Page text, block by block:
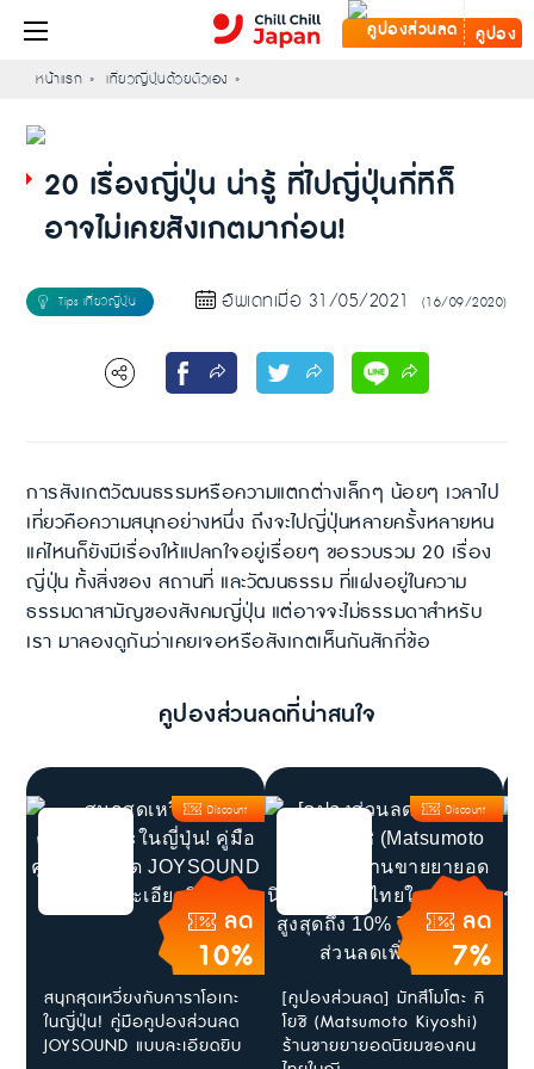
คูปอง
หน้าแรก เที่ยวญี่ปุ่นด้วยตัวเอง
20 เรื่องญี่ปุ่น น่ารู้ ที่ไปญี่ปุ่นกี่ทีก็
อาจไม่เคยสังเกตมาก่อน!
อัพเดทเมื่อ 31/05/2021 (16/09/2020)
การสังเกตวัฒนธรรมหรือความแตกต่างเล็กๆ น้อยๆ เวลาไป
เที่ยวคือความสนุกอย่างหนึ่ง ถึงจะไปญี่ปุ่นหลายครั้งหลายหน
แค่ไหนก็ยังมีเรื่องให้แปลกใจอยู่เรื่อยๆ ขอรวบรวม 20 เรื่อง
ญี่ปุ่น ทั้งสิ่งของ สถานที่ และวัฒนธรรม ที่แฝงอยู่ในความ
ธรรมดาสามัญของสังคมญี่ปุ่น แต่อาจจะไม่ธรรมดาสำหรับ
เรา มาลองดูกันว่าเคยเจอหรือสังเกตเห็นกันสักกี่ข้อ
คูปองส่วนลดที่น่าสนใจ
ลด
10%
Discount
สนุกสุดเหวี่ยงกับคาราโอเกะ
ในญี่ปุ่น! คู่มือคูปองส่วนลด
JOYSOUND แบบละเอียดยิบ
ลด
7%
Discount
[คูปองส่วนลด] มัทสึโมโตะ คิ
โยชิ (Matsumoto Kiyoshi)
ร้านขายยายอดนิยมของคน